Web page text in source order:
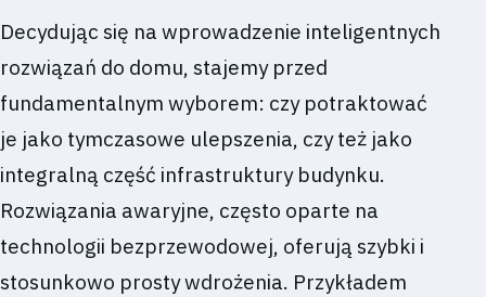
Decydując się na wprowadzenie inteligentnych
rozwiązań do domu, stajemy przed
fundamentalnym wyborem: czy potraktować
je jako tymczasowe ulepszenia, czy też jako
integralną część infrastruktury budynku.
Rozwiązania awaryjne, często oparte na
technologii bezprzewodowej, oferują szybki i
stosunkowo prosty wdrożenia. Przykładem